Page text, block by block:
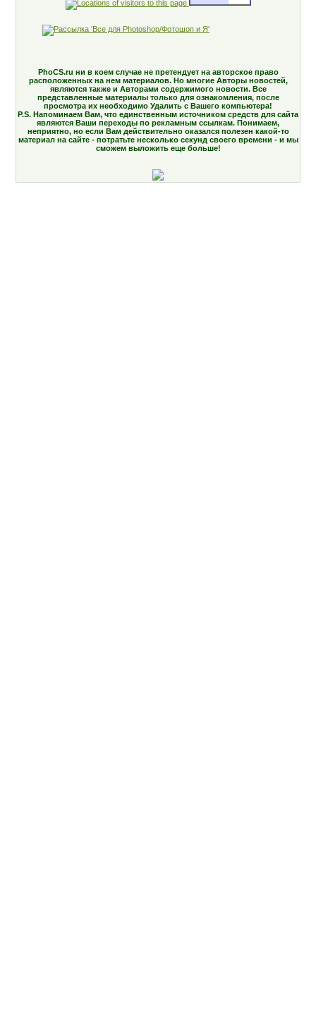
PhoCS.ru ни в коем случае не претендует на авторское право
расположенных на нем материалов. Но многие Авторы новостей,
являются также и Авторами содержимого новости. Все
представленные материалы только для ознакомления, после
просмотра их необходимо Удалить с Вашего компьютера!
P.S. Напоминаем Вам, что единственным источником средств для сайта
являются Ваши переходы по рекламным ссылкам. Понимаем,
неприятно, но если Вам действительно оказался полезен какой-то
материал на сайте - потратьте несколько секунд своего времени - и мы
сможем выложить еще больше!